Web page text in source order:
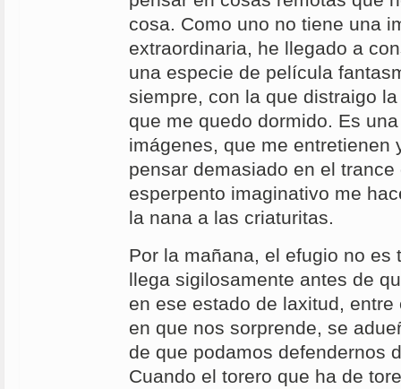
cosa. Como uno no tiene una
extraordinaria, he llegado a
una especie de película
siempre, con la que distraigo
que me quedo dormido. Es
imágenes, que me entretienen
pensar demasiado en el
esperpento imaginativo me
la nana a las criaturitas.
Por la mañana, el efugio no es
llega sigilosamente antes de
en ese estado de laxitud,
en que nos sorprende, se
de que podamos defendernos
Cuando el torero que ha de